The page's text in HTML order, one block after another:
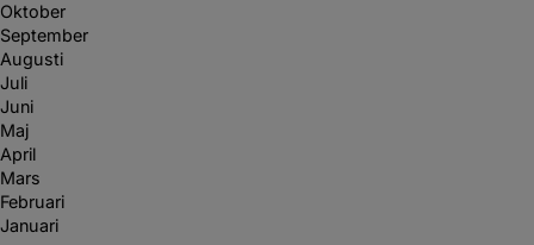
Oktober
September
Augusti
Juli
Juni
Maj
April
Mars
Februari
Januari